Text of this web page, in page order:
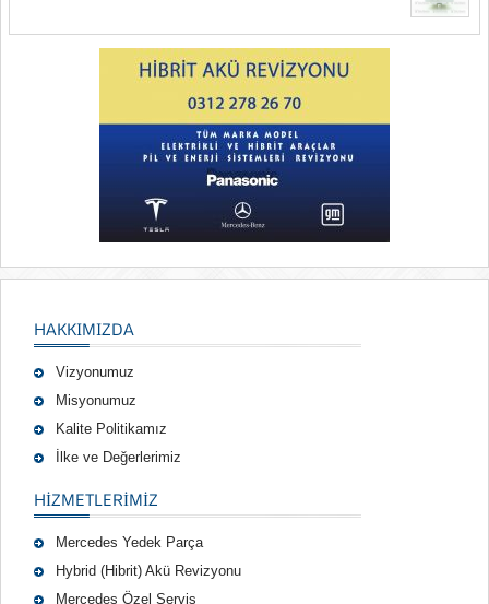
HAKKIMIZDA
Vizyonumuz
Misyonumuz
Kalite Politikamız
İlke ve Değerlerimiz
HIZMETLERIMIZ
Mercedes Yedek Parça
Hybrid (Hibrit) Akü Revizyonu
Mercedes Özel Servis